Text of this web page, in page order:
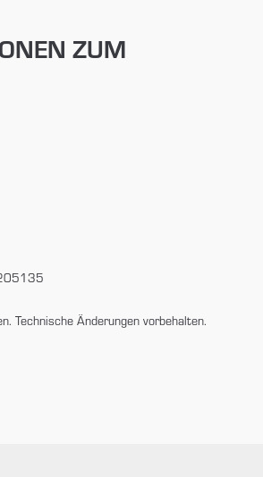
ZUM
Technische Änderungen vorbehalten.